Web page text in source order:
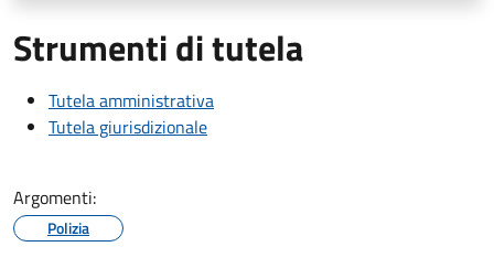
Strumenti di tutela
Tutela amministrativa
Tutela giurisdizionale
Argomenti:
Polizia